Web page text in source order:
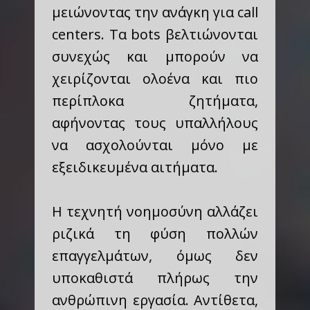
μειώνοντας την ανάγκη για call
centers. Τα bots βελτιώνονται
συνεχώς και μπορούν να
χειρίζονται ολοένα και πιο
περίπλοκα ζητήματα,
αφήνοντας τους υπαλλήλους
να ασχολούνται μόνο με
εξειδικευμένα αιτήματα.
Η τεχνητή νοημοσύνη αλλάζει
ριζικά τη φύση πολλών
επαγγελμάτων, όμως δεν
υποκαθιστά πλήρως την
ανθρώπινη εργασία. Αντίθετα,